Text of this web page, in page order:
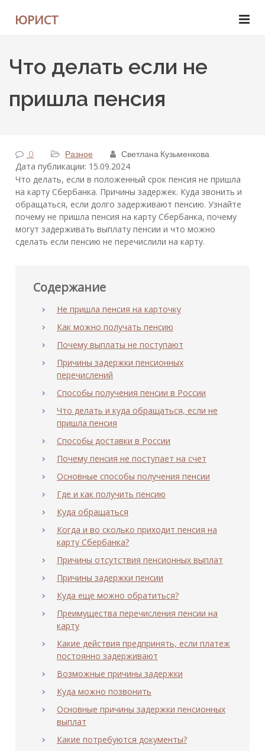
ЮРИСТ
Что делать если не
пришла пенсия
0 Разное Светлана Кузьменкова
Дата публикации: 15.09.2024
Что делать, если в положенный срок пенсия не пришла
на карту Сбербанка. Причины задержек. Куда звонить и
обращаться, если долго задерживают пенсию. Узнайте
почему не пришла пенсия на карту Сбербанка, почему
могут задерживать выплату пенсии и что можно
сделать если пенсию не перечислили на карту.
Содержание
Не пришла пенсия на карточку
Как можно получать пенсию
Почему выплаты не поступают
Причины задержки пенсионных
перечислений
Способы получения пенсии в России
Что делать и куда обращаться, если не
пришла пенсия
Способы доставки в России
Почему пенсия не поступает на счет
Основные способы получения пенсии
Где и как получить пенсию
Куда обращаться
Когда и во сколько приходит пенсия на
карту Сбербанка?
Причины отсутствия пенсионных выплат
Причины задержки пенсии
Куда еще можно обратиться?
Преимущества перечисления пенсии на
карту
Какие действия предпринять, если платеж
постоянно задерживают
Возможные причины задержки
Куда можно позвонить
Основные причины задержки пенсионных
выплат
Какие потребуются документы?